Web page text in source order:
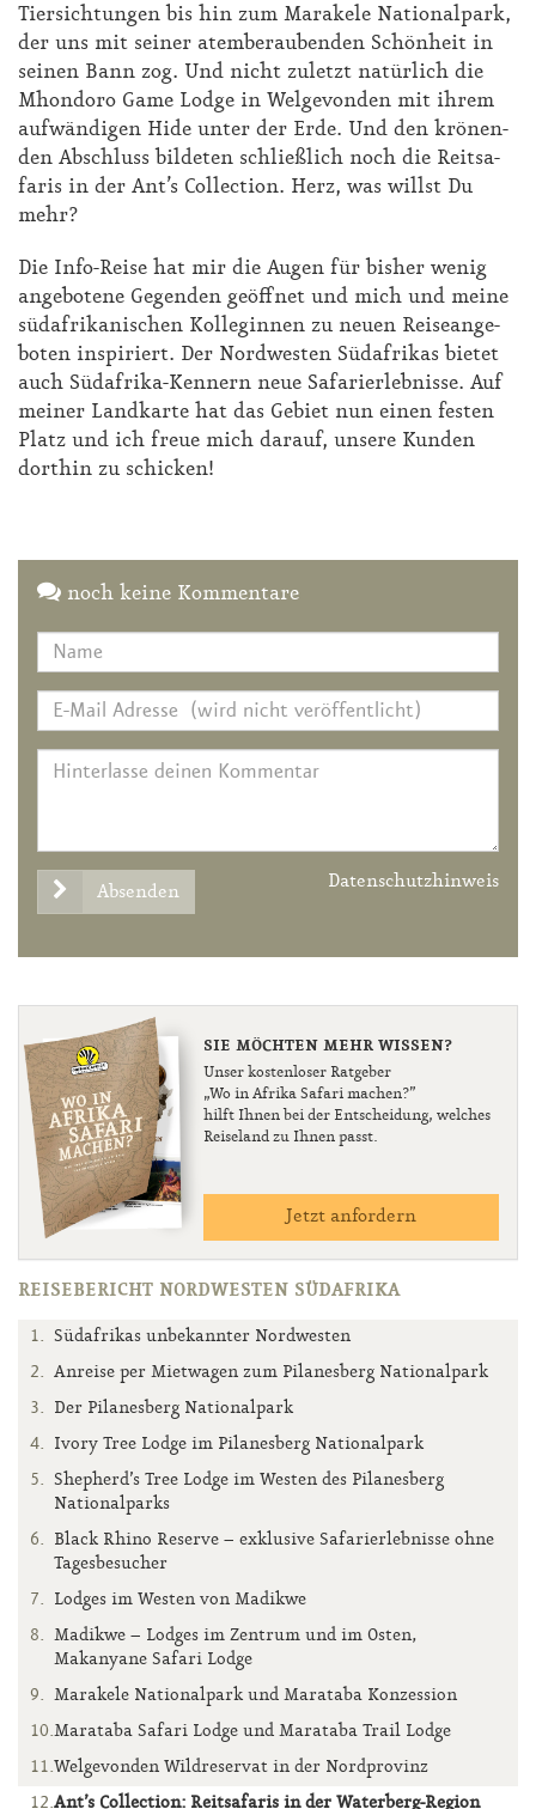
Tier­sich­tun­gen bis hin zum Ma­ra­ke­le Na­tio­nal­park,
der uns mit sei­ner atem­be­rau­ben­den Schön­heit in
sei­nen Bann zog. Und nicht zu­letzt na­tür­lich die
Mhon­do­ro Game Lodge in Wel­ge­von­den mit ih­rem
auf­wän­di­gen Hi­de un­ter der Er­de. Und den krö­nen­
den Ab­schluss bil­de­ten schlie­ß­lich noch die Reit­sa­
fa­ris in der Ant’s Collec­tion. Herz, was willst Du
mehr?
Die In­fo-Rei­se hat mir die Au­gen für bis­her we­nig
an­ge­bo­te­ne Ge­gen­den ge­öff­net und mich und mei­ne
süd­afri­ka­ni­schen Kol­le­gin­nen zu neu­en Rei­se­an­ge­
bo­ten in­spi­riert. Der Nord­wes­ten Süd­afri­kas bie­tet
auch Süd­afri­ka-Ken­nern neue Sa­fa­ri­er­leb­nis­se. Auf
mei­ner Land­kar­te hat das Ge­biet nun ei­nen fes­ten
Platz und ich freue mich dar­auf, un­se­re Kun­den
dort­hin zu schi­cken!
noch keine Kommentare
Absenden Datenschutzhinweis
SIE MÖCHTEN MEHR WISSEN?
Unser kostenloser Ratgeber
„Wo in Afrika Safari machen?”
hilft Ihnen bei der Entscheidung, welches
Reiseland zu Ihnen passt.
Jetzt anfordern
REISEBERICHT NORDWESTEN SÜDAFRIKA
Südafrikas unbekannter Nordwesten
Anreise per Mietwagen zum Pilanesberg Nationalpark
Der Pilanesberg Nationalpark
Ivory Tree Lodge im Pilanesberg Nationalpark
Shepherd’s Tree Lodge im Westen des Pilanesberg
Nationalparks
Black Rhino Reserve – exklusive Safarierlebnisse ohne
Tagesbesucher
Lodges im Westen von Madikwe
Madikwe – Lodges im Zentrum und im Osten,
Makanyane Safari Lodge
Marakele Nationalpark und Marataba Konzession
Marataba Safari Lodge und Marataba Trail Lodge
Welgevonden Wildreservat in der Nordprovinz
Ant’s Collection: Reitsafaris in der Waterberg-Region